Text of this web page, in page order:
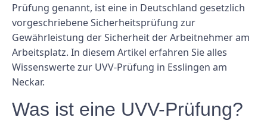
Prüfung genannt, ist eine in Deutschland gesetzlich
vorgeschriebene Sicherheitsprüfung zur
Gewährleistung der Sicherheit der Arbeitnehmer am
Arbeitsplatz. In diesem Artikel erfahren Sie alles
Wissenswerte zur UVV-Prüfung in Esslingen am
Neckar.
Was ist eine UVV-Prüfung?